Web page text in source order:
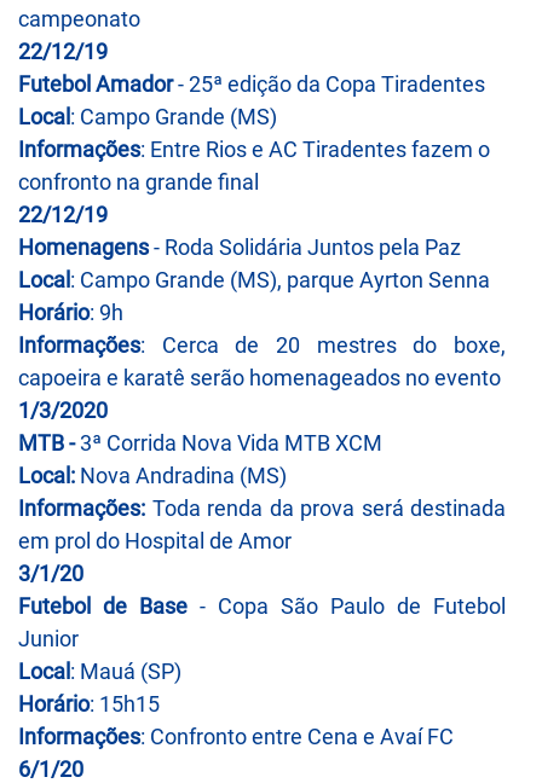
campeonato
22/12/19
FutebolAmador- 25ª edição da Copa Tiradentes
Local: Campo Grande (MS)
Informações: Entre Rios e AC Tiradentes fazem o
confronto na grande final
22/12/19
Homenagens- Roda Solidária Juntos pela Paz
Local: Campo Grande (MS), parque Ayrton Senna
Horário: 9h
Informações: Cerca de 20 mestres do boxe,
capoeira e karatê serão homenageados no evento
1/3/2020
MTB -3ª Corrida Nova Vida MTB XCM
Local: Nova Andradina (MS)
Informações: Toda renda da prova será destinada
em prol do Hospital de Amor
3/1/20
Futebol de Base - Copa São Paulo de Futebol
Junior
Local: Mauá (SP)
Horário: 15h15
Informações: Confronto entre Cena e Avaí FC
6/1/20